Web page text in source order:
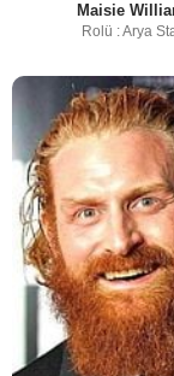
Maisie
Rolü : Arya